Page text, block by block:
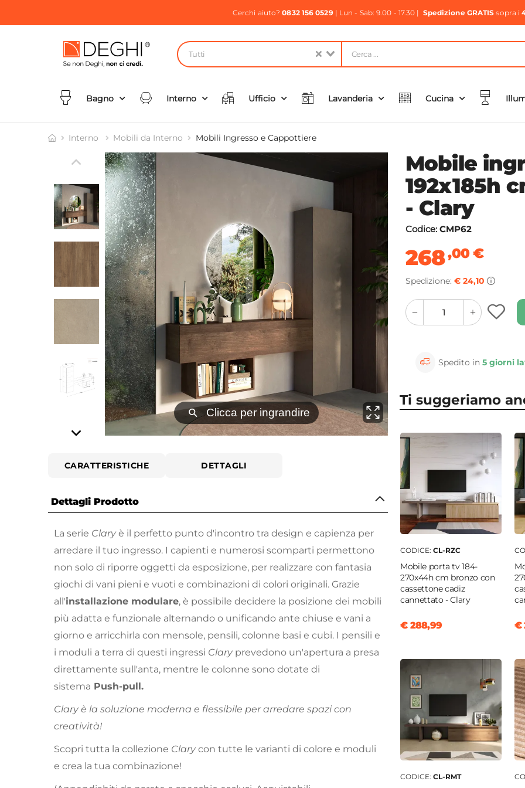
Cerchi aiuto?0832 156 0529| Lun - Sab: 9.00 - 17.30 | Spedizione GRATIS sopra i
Tutti
Bagno Interno Ufficio Lavanderia Cucina
Interno Mobili da Interno Mobili Ingresso e Cappottiere
⚲ Clicca per ingrandire ⚲ Clicca
CARATTERISTICHE DETTAGLI
Dettagli Prodotto
La serie Clary è il perfetto punto d'incontro tra design e capienza per
arredare il tuo ingresso. I capienti e numerosi scomparti permettono
non solo di riporre oggetti da esposizione, per realizzare con fantasia
giochi di vani pieni e vuoti e combinazioni di colori originali. Grazie
all'installazione modulare, è possibile decidere la posizione dei mobili
più adatta e funzionale alternando o unificando ante chiuse e vani a
giorno e arricchirla con mensole, pensili, colonne basi e cubi. I pensili e
i moduli a terra di questi ingressi Clary prevedono un'apertura a presa
direttamente sull'anta, mentre le colonne sono dotate di
sistema Push-pull.
Clary è la soluzione moderna e flessibile per arredare spazi con
creatività!
Scopri tutta la collezione Clary con tutte le varianti di colore e moduli
e crea la tua combinazione!
Mobile
192x185h
- Clary
Codice: CMP62
268,00€
Spedizione: € 24,10
quantity
button
quantity
minus
button
Spedito in5 giorni
Ti suggeriamo
CODICE: CL-RZC
Mobile porta tv 184-
270x44h cm bronzo con
cassettone cadiz
cannettato - Clary
€ 288,99 €
CODICE: CL-RMT